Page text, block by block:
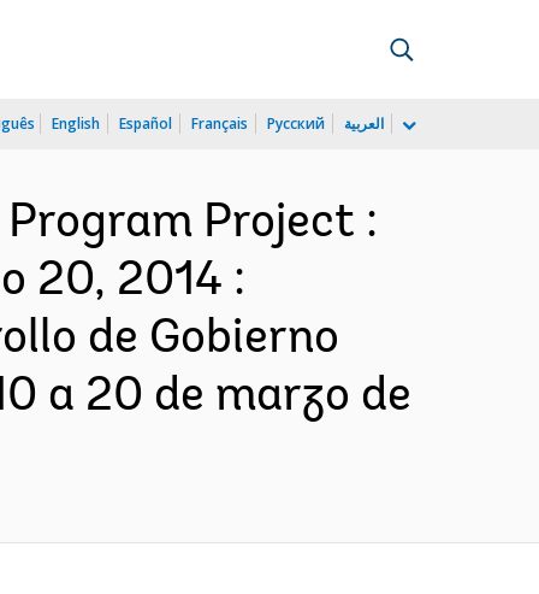
English Español Français Русский العربية
Project :
20, 2014 :
de Gobierno
a 20 de marzo de